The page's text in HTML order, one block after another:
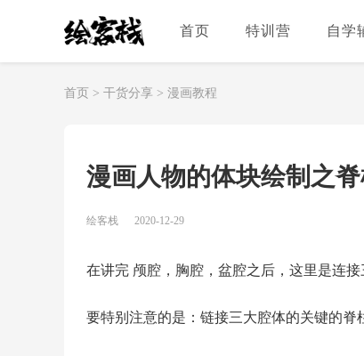
首页 特训营 自学
首页 > 干货分享 > 漫画教程
漫画人物的体块绘制之
绘客栈 2020-12-29
在讲完 颅腔，胸腔，盆腔之后，这里是连
要特别注意的是：链接三大腔体的关键的脊